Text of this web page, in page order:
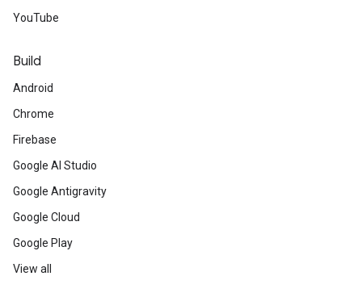
YouTube
Build
Android
Chrome
Firebase
Google AI Studio
Google Antigravity
Google Cloud
Google Play
View all